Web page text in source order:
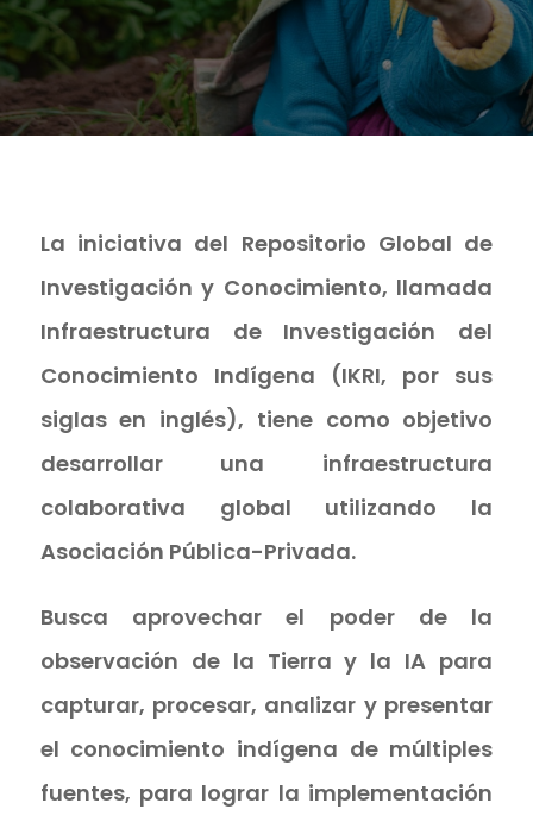
La iniciativa del Repositorio Global de
Investigación y Conocimiento, llamada
Infraestructura de Investigación del
Conocimiento Indígena (IKRI, por sus
siglas en inglés), tiene como objetivo
desarrollar una infraestructura
colaborativa global utilizando la
Asociación Pública-Privada.
Busca aprovechar el poder de la
observación de la Tierra y la IA para
capturar, procesar, analizar y presentar
el conocimiento indígena de múltiples
fuentes, para lograr la implementación